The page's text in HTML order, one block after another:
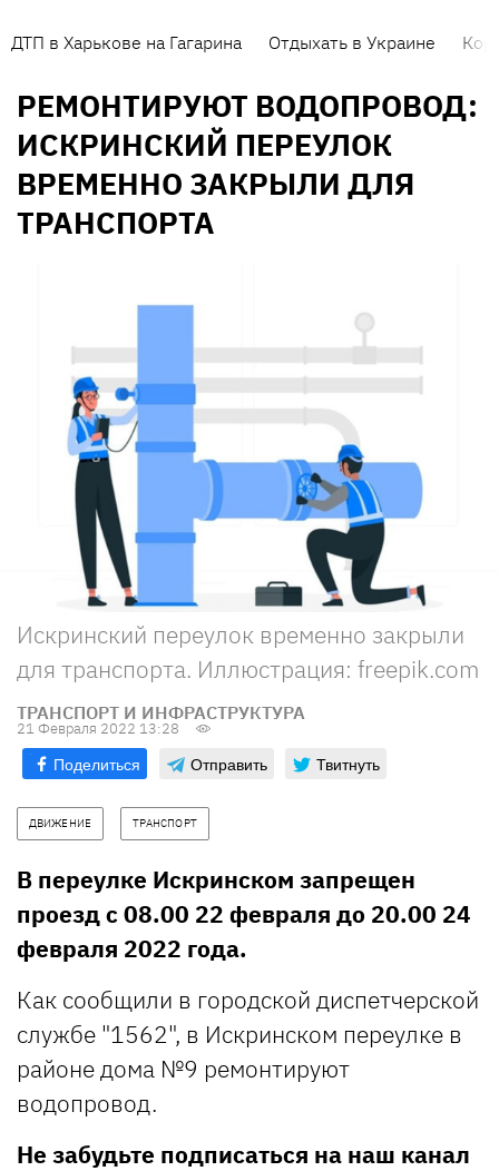
ДТП в Харькове на Гагарина Отдыхать в Украине
РЕМОНТИРУЮТ ВОДОПРОВОД:
ИСКРИНСКИЙ ПЕРЕУЛОК
ВРЕМЕННО ЗАКРЫЛИ ДЛЯ
ТРАНСПОРТА
Искринский переулок временно закрыли
для транспорта. Иллюстрация: freepik.com
ТРАНСПОРТ И ИНФРАСТРУКТУРА
21 Февраля 2022 13:28
Поделиться Отправить Твитнуть
ДВИЖЕНИЕ ТРАНСПОРТ
В переулке Искринском запрещен
проезд с 08.00 22 февраля до 20.00 24
февраля 2022 года.
Как сообщили в городской диспетчерской
службе "1562", в Искринском переулке в
районе дома №9 ремонтируют
водопровод.
Не забудьте подписаться на наш канал